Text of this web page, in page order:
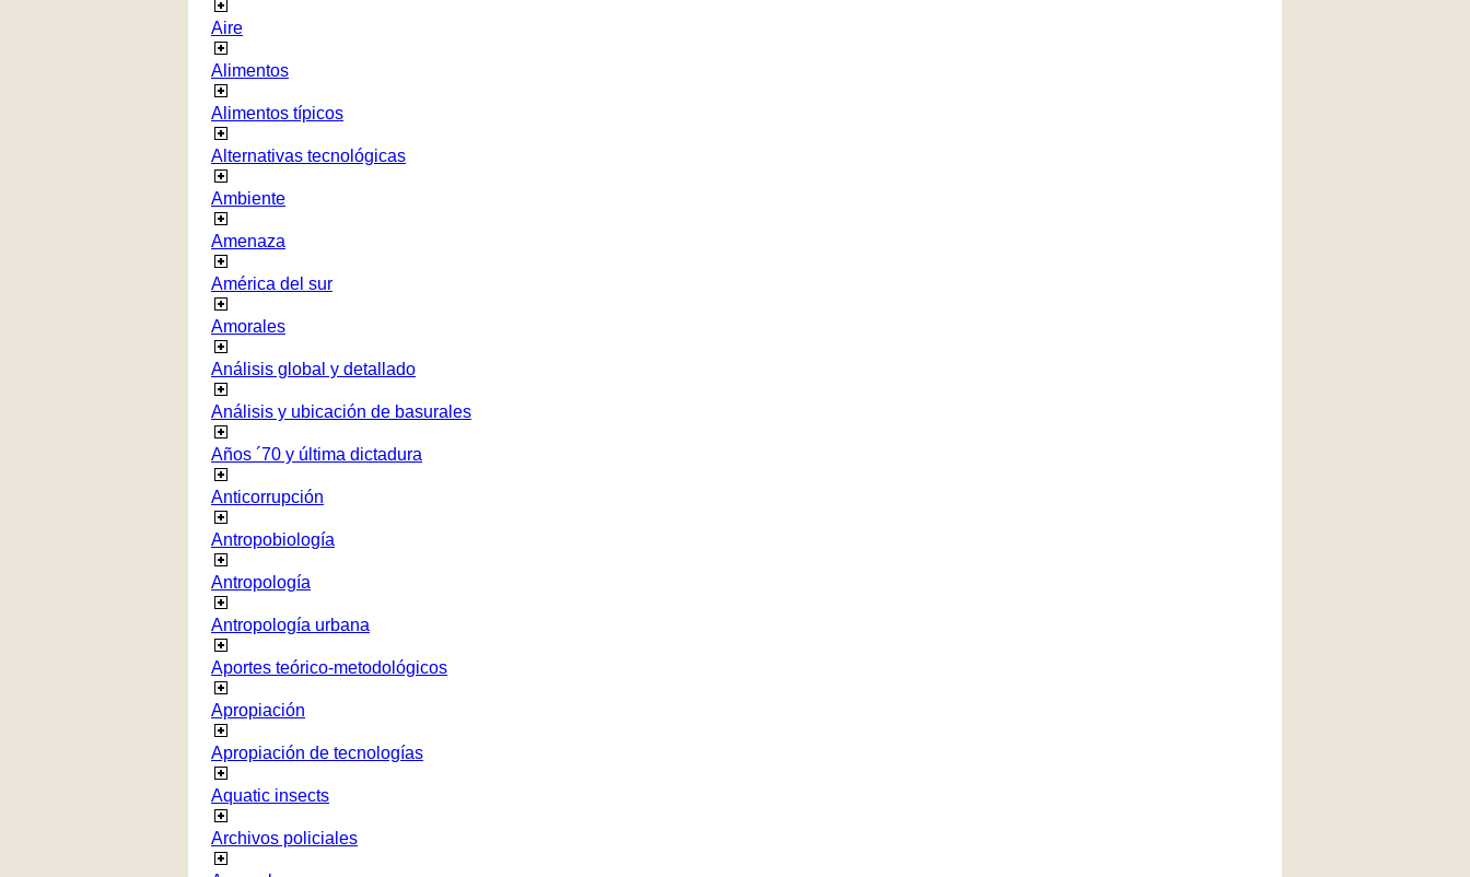
Aire
Alimentos
Alimentos típicos
Alternativas tecnológicas
Ambiente
Amenaza
América del sur
Amorales
Análisis global y detallado
Análisis y ubicación de basurales
Años ´70 y última dictadura
Anticorrupción
Antropobiología
Antropología
Antropología urbana
Aportes teórico-metodológicos
Apropiación
Apropiación de tecnologías
Aquatic insects
Archivos policiales